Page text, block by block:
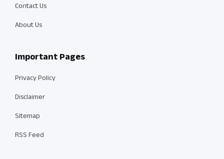
Contact Us
About Us
Important Pages
Privacy Policy
Disclaimer
Sitemap
RSS Feed